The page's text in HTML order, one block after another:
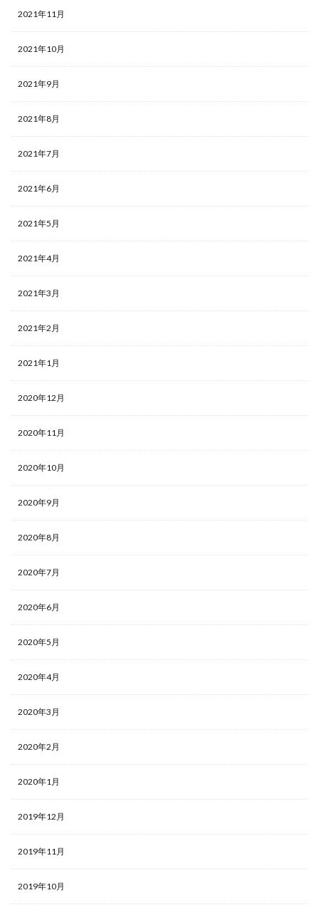
2021年11月
2021年10月
2021年9月
2021年8月
2021年7月
2021年6月
2021年5月
2021年4月
2021年3月
2021年2月
2021年1月
2020年12月
2020年11月
2020年10月
2020年9月
2020年8月
2020年7月
2020年6月
2020年5月
2020年4月
2020年3月
2020年2月
2020年1月
2019年12月
2019年11月
2019年10月